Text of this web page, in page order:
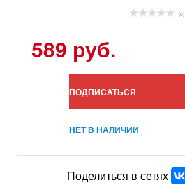
(0)
589 руб.
ПОДПИСАТЬСЯ
НЕТ В НАЛИЧИИ
Поделиться в сетях